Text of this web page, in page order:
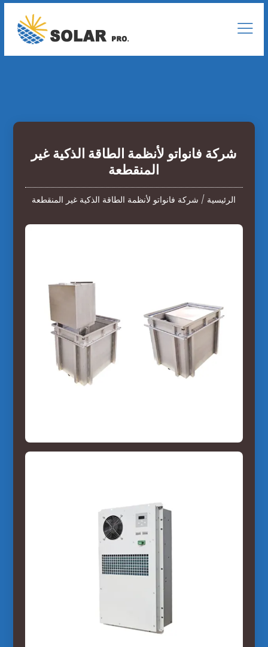
شركة فانواتو لأنظمة الطاقة الذكية غير
المنقطعة
الرئيسية / شركة فانواتو لأنظمة الطاقة الذكية غير المنقطعة